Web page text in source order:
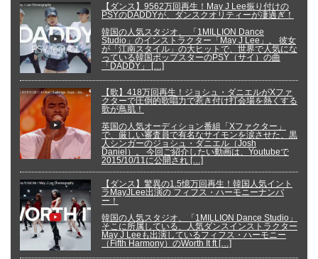
【ダンス】9562万回再生！May J Lee振り付けの
PSYのDADDYが、ダンスクオリティーが凄過ぎ！
韓国の人気スタジオ、 「1MILLION Dance
Studio」のインストラクター「May J Lee」。 彼女
が「江南スタイル」の大ヒットで、世界で人気にな
っている韓国ポップスターのPSY（サイ）の曲
「DADDY」 […]
【歌】418万回再生！ジョシュ・ダニエルがXファ
クターで圧倒的歌唱力で惹き付け打会場を熱くする
歌が鳥肌！
英国の人気オーディション番組「Xファクター」
で、厳しい審査員で有名なサイモンを涙させた、黒
人シンガーのジョシュ・ダニエル（Josh
Daniel）。 今回ご紹介したい動画は、Youtubeで
2015/10/11に公開され […]
【ダンス】驚異の1.5憶万回再生！韓国人気イント
ラMayJLee出演の フィフス・ハーモニーナンバ
ー！
韓国の人気スタジオ、「1MILLION Dance Studio」
そこに所属している、人気ダンスインストラクター
May J Leeも出演しているフィフス・ハーモニー
（Fifth Harmony）のWorth It ft […]